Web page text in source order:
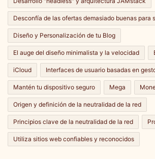
Desconfía de las ofertas demasiado buenas para
Diseño y Personalización de tu Blog
El auge del diseño minimalista y la velocidad
iCloud Interfaces de usuario basadas en
Mantén tu dispositivo seguro Mega
Origen y definición de la neutralidad de la red
Principios clave de la neutralidad de la red
Utiliza sitios web confiables y reconocidos